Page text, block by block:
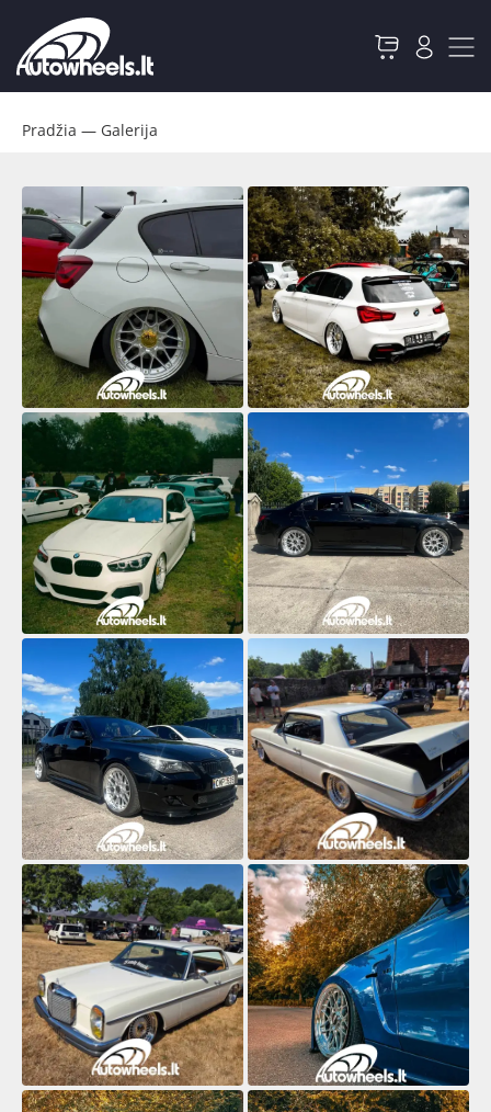
Pradžia — Galerija